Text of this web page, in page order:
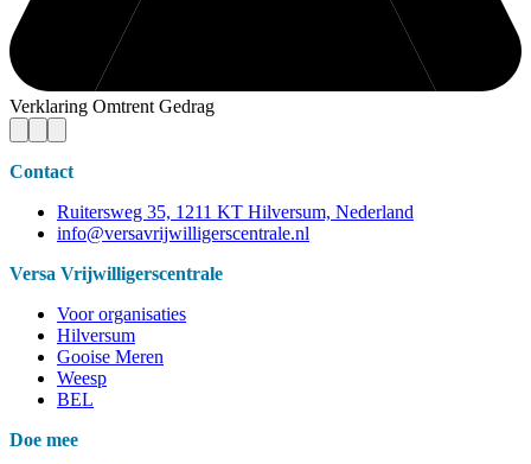
Verklaring Omtrent Gedrag
Contact
Ruitersweg 35, 1211 KT Hilversum, Nederland
info@versavrijwilligerscentrale.nl
Versa Vrijwilligerscentrale
Voor organisaties
Hilversum
Gooise Meren
Weesp
BEL
Doe mee